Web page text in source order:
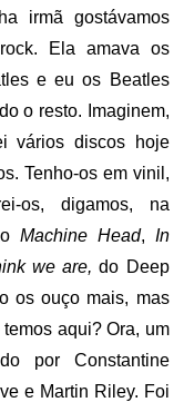
irmã gostávamos
Ela amava os
e eu os Beatles
o resto. Imaginem,
vários discos hoje
Tenho-os em vinil,
os, digamos, na
Machine Head, In
we are, do Deep
os ouço mais, mas
aqui? Ora, um
por Constantine
e Martin Riley. Foi